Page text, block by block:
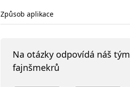
Způsob aplikace
Na otázky odpovídá náš tým
fajnšmekrů